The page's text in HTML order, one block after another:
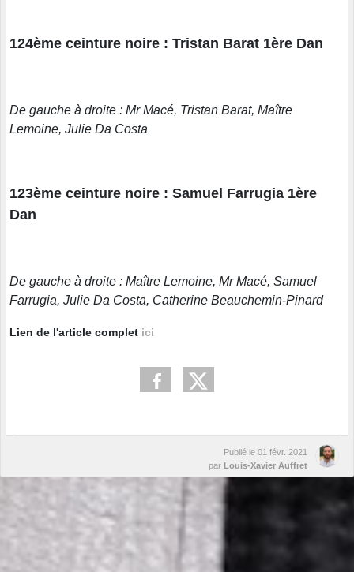
124ème ceinture noire : Tristan Barat 1ère Dan
De gauche à droite : Mr Macé, Tristan Barat, Maître
Lemoine, Julie Da Costa
123ème ceinture noire : Samuel Farrugia 1ère
Dan
De gauche à droite : Maître Lemoine, Mr Macé, Samuel
Farrugia, Julie Da Costa, Catherine Beauchemin-Pinard
Lien de l'article complet ici
Publié le 01 févr. 2021
par Louis-Xavier Auffret